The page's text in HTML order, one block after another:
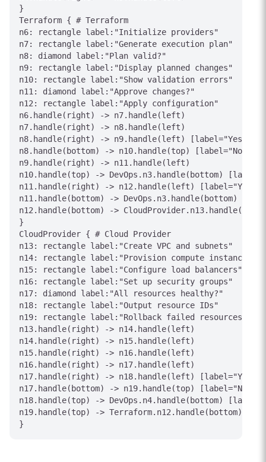
}
Terraform { # Terraform
n6: rectangle label:"Initialize providers"
n7: rectangle label:"Generate execution plan"
n8: diamond label:"Plan valid?"
n9: rectangle label:"Display planned changes"
n10: rectangle label:"Show validation errors"
n11: diamond label:"Approve changes?"
n12: rectangle label:"Apply configuration"
n6.handle(right) -> n7.handle(left)
n7.handle(right) -> n8.handle(left)
n8.handle(right) -> n9.handle(left) [label="Yes"]
n8.handle(bottom) -> n10.handle(top) [label="No"]
n9.handle(right) -> n11.handle(left)
n10.handle(top) -> DevOps.n3.handle(bottom)
n11.handle(right) -> n12.handle(left) [label="Yes"]
n11.handle(bottom) -> DevOps.n3.handle(bottom)
n12.handle(bottom) ->
}
CloudProvider { # Cloud Provider
n13: rectangle label:"Create VPC and subnets"
n14: rectangle label:"Provision compute instances"
n15: rectangle label:"Configure load balancers"
n16: rectangle label:"Set up security groups"
n17: diamond label:"All resources healthy?"
n18: rectangle label:"Output resource IDs"
n19: rectangle label:"Rollback failed resources"
n13.handle(right) -> n14.handle(left)
n14.handle(right) -> n15.handle(left)
n15.handle(right) -> n16.handle(left)
n16.handle(right) -> n17.handle(left)
n17.handle(right) -> n18.handle(left) [label="Yes"]
n17.handle(bottom) -> n19.handle(top) [label="No"]
n18.handle(top) -> DevOps.n4.handle(bottom)
n19.handle(top) -> Terraform.n12.handle(bottom)